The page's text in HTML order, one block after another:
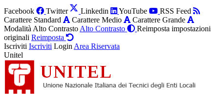
Facebook Twitter Linkedin YouTube
RSS Feed
Carattere Standard
Carattere Medio
Carattere Grande
Modalità Alto Contrasto Alto Contrasto
Reimposta impostazioni
originali Reimposta
Iscriviti Iscriviti Login Area Riservata
Unitel